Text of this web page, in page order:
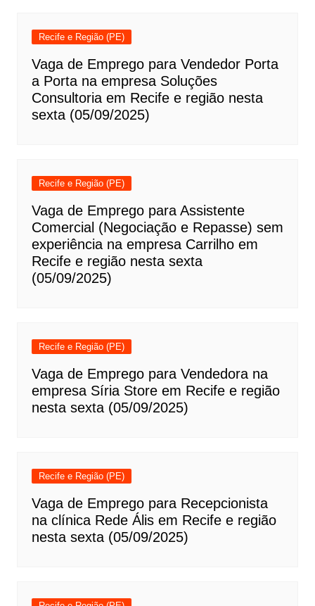
Recife e Região (PE)
Vaga de Emprego para Vendedor Porta
a Porta na empresa Soluções
Consultoria em Recife e região nesta
sexta (05/09/2025)
Recife e Região (PE)
Vaga de Emprego para Assistente
Comercial (Negociação e Repasse) sem
experiência na empresa Carrilho em
Recife e região nesta sexta
(05/09/2025)
Recife e Região (PE)
Vaga de Emprego para Vendedora na
empresa Síria Store em Recife e região
nesta sexta (05/09/2025)
Recife e Região (PE)
Vaga de Emprego para Recepcionista
na clínica Rede Ális em Recife e região
nesta sexta (05/09/2025)